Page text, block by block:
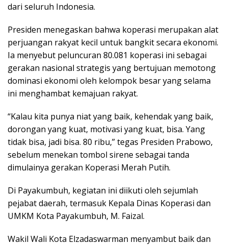
dari seluruh Indonesia.
Presiden menegaskan bahwa koperasi merupakan alat
perjuangan rakyat kecil untuk bangkit secara ekonomi.
Ia menyebut peluncuran 80.081 koperasi ini sebagai
gerakan nasional strategis yang bertujuan memotong
dominasi ekonomi oleh kelompok besar yang selama
ini menghambat kemajuan rakyat.
“Kalau kita punya niat yang baik, kehendak yang baik,
dorongan yang kuat, motivasi yang kuat, bisa. Yang
tidak bisa, jadi bisa. 80 ribu,” tegas Presiden Prabowo,
sebelum menekan tombol sirene sebagai tanda
dimulainya gerakan Koperasi Merah Putih.
Di Payakumbuh, kegiatan ini diikuti oleh sejumlah
pejabat daerah, termasuk Kepala Dinas Koperasi dan
UMKM Kota Payakumbuh, M. Faizal.
Wakil Wali Kota Elzadaswarman menyambut baik dan